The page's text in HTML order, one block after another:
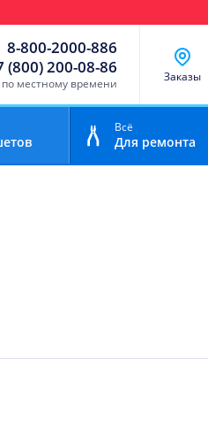
8-800-2000-886
(800) 200-08-86
местному времени Заказы
Всё
Для ремонта